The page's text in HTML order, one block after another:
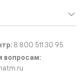
8 800 511 30 95
вопросам: